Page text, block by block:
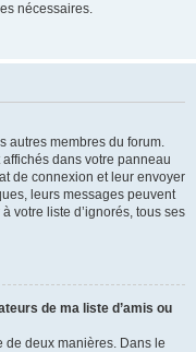
nécessaires.
autres membres du forum.
dans votre panneau
de connexion et leur envoyer
leurs messages peuvent
votre liste d’ignorés, tous ses
de ma liste d’amis ou
de deux manières. Dans le